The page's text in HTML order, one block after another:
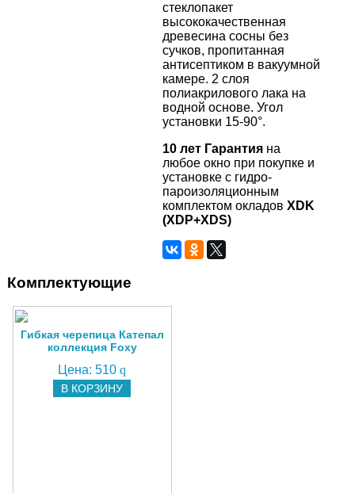
стеклопакет
высококачественная
древесина сосны без
сучков, пропитанная
антисептиком в вакуумной
камере. 2 слоя
полиакрилового лака на
водной основе. Угол
установки 15-90°.
10 лет Гарантияна
любое окно при покупке и
установке с гидро-
пароизоляционным
комплектом окладов XDK
(XDP+XDS)
Комплектующие
Гибкая черепица Катепал
коллекция Foxy
Цена:510 q
В КОРЗИНУ